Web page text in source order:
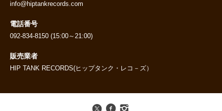
info@hiptankrecords.com
電話番号
092-834-8150 (15:00～21:00)
販売業者
HIP TANK RECORDS(ヒップタンク・レコ－ズ）